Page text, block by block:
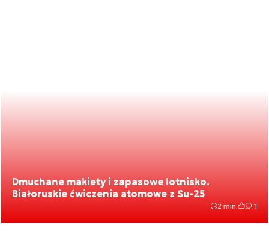
Dmuchane makiety i zapasowe lotnisko.
Białoruskie ćwiczenia atomowe z Su-25
2 min. 1